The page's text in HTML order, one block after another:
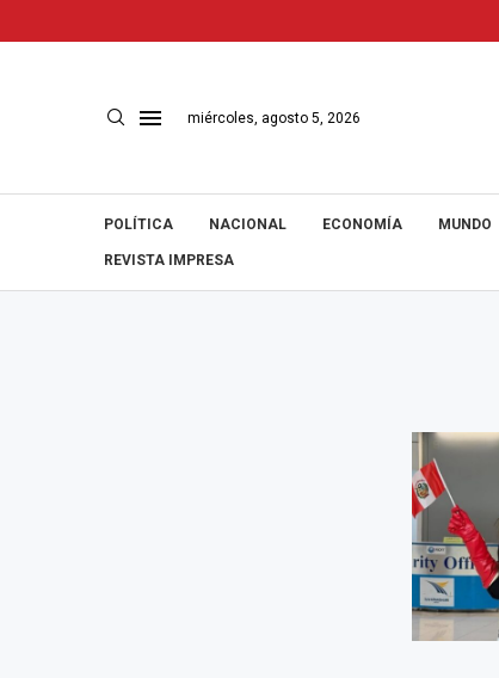
miércoles, agosto 5, 2026
POLÍTICA NACIONAL ECONOMÍA MUNDO
REVISTA IMPRESA